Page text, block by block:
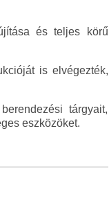
és teljes körű
is elvégezték,
tárgyait,
eszközöket.